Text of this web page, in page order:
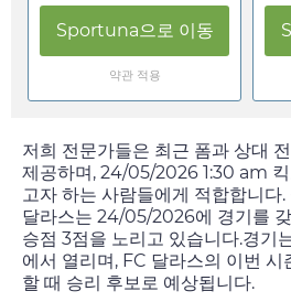
Sportuna으로 이동
약관 적용
저희 전문가들은 최근 폼과 상대
제공하며, 24/05/2026 1:30 am
고자 하는 사람들에게 적합합니다
달라스는 24/05/2026에 경기를
승점 3점을 노리고 있습니다.경기
에서 열리며, FC 달라스의 이번 시
할 때 승리 후보로 예상됩니다.